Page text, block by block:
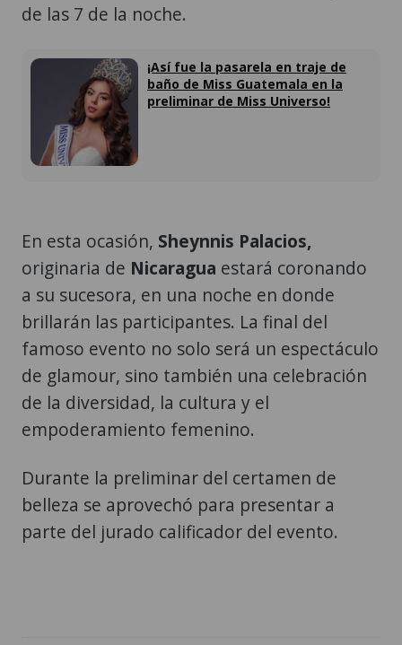
de las 7 de la noche.
¡Así fue la pasarela en traje de
baño de Miss Guatemala en la
preliminar de Miss Universo!
En esta ocasión, Sheynnis Palacios,
originaria de Nicaragua estará coronando
a su sucesora, en una noche en donde
brillarán las participantes. La final del
famoso evento no solo será un espectáculo
de glamour, sino también una celebración
de la diversidad, la cultura y el
empoderamiento femenino.
Durante la preliminar del certamen de
belleza se aprovechó para presentar a
parte del jurado calificador del evento.